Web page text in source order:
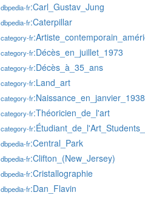
dbpedia-fr:Carl_Gustav_Jung
dbpedia-fr:Caterpillar
category-fr
category-fr:Décès_en_juillet_1973
category-fr:Décès_à_35_ans
category-fr:Land_art
category-fr:Naissance_en_janvier_1938
category-fr:Théoricien_de_l'art
category-fr
dbpedia-fr:Central_Park
dbpedia-fr:Clifton_(New_Jersey)
dbpedia-fr:Cristallographie
dbpedia-fr:Dan_Flavin